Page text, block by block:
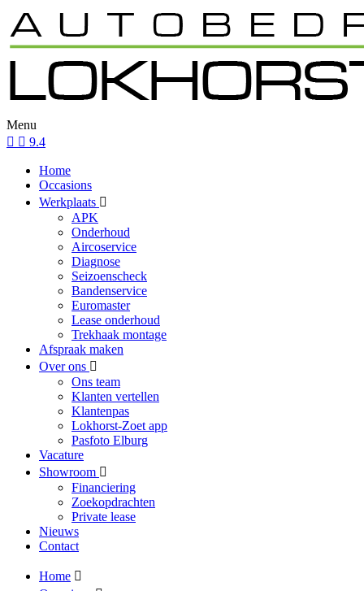
Menu
9.4
Home
Occasions
Werkplaats
APK
Onderhoud
Aircoservice
Diagnose
Seizoenscheck
Bandenservice
Euromaster
Lease onderhoud
Trekhaak montage
Afspraak maken
Over ons
Ons team
Klanten vertellen
Klantenpas
Lokhorst-Zoet app
Pasfoto Elburg
Vacature
Showroom
Financiering
Zoekopdrachten
Private lease
Nieuws
Contact
Home